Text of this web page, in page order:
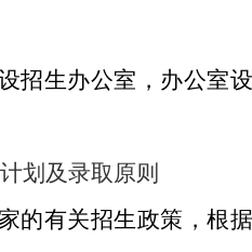
招生办公室，办公室设
划及录取原则
的有关招生政策，根